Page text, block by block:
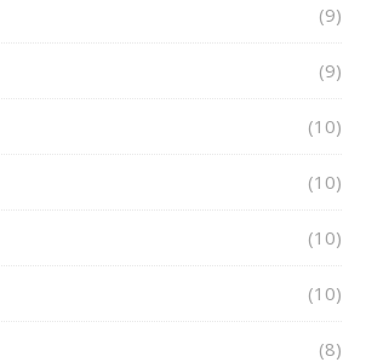
(9)
(9)
(10)
(10)
(10)
(10)
(8)